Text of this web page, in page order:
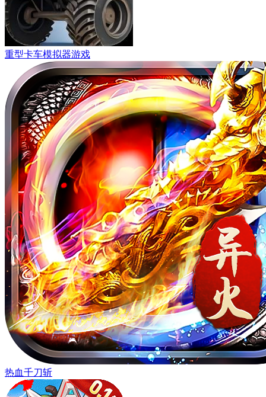
重型卡车模拟器游戏
热血千刀斩